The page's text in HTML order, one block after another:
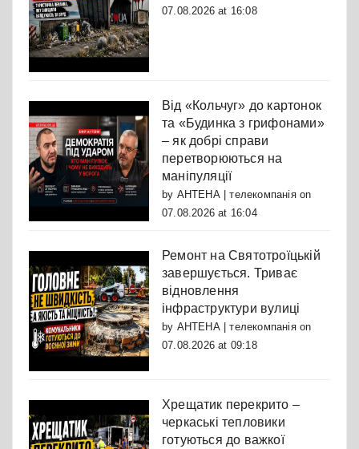
07.08.2026 at 16:08
Від «Кольчуг» до картонок
та «Будинка з грифонами»
– як добрі справи
перетворюються на
маніпуляції
by АНТЕНА | телекомпаніяon
07.08.2026 at 16:04
Ремонт на Святотроїцькій
завершується. Триває
відновлення
інфраструктури вулиці
by АНТЕНА | телекомпаніяon
07.08.2026 at 09:18
Хрещатик перекрито –
черкаські тепловики
готуються до важкої